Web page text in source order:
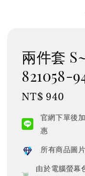
兩件套
821058-
Regular
NT$ 940
官網下單後
惠
所有商品圖
由於電腦螢幕